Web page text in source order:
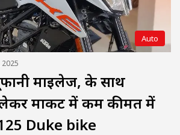
Auto
माइलेज, के साथ
मार्केट में कम कीमत में
Duke bike